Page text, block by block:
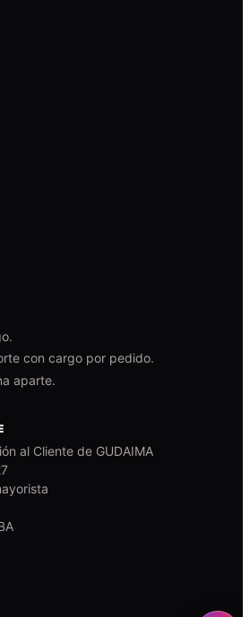
con cargo por pedido.
aparte.
al Cliente de GUDAIMA